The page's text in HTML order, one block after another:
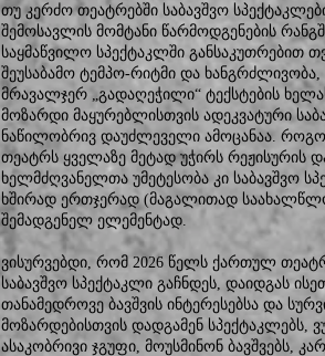
თუ კერძო თეატრებში საბავშვო
შემოსავლის მომტანი წარმოდგენების
საყმაწვილო სპექტაკლში განსაკუთრებით
შეუსაბამო ტემპო-რიტმი და
მრავალჯერ „გადაღეჭილი“ ტექსტების
მოზარდი მაყურებლისთვის ადეკვატური
ნაწილობრივ დაუძლეველი ამოცანაა.
თეატრს ყველაზე მეტად უჭირს რეჟისურის
ხელმძღვანელთა უმეტესობა კი საბავშვო
ხშირად ერთჯერად (მაგალითად
შემადგენელ ელემენტად.
ვისურვებდი, რომ 2026 წელს ქართულ
საბავშვო სპექტაკლი გაჩნდეს, დაიდგას
თანამედროვე ბავშვის ინტერესებსა და
მოზარდებისთვის დადგამენ სპექტაკლებს,
ასაკობრივი ჯგუფი, მოუსმინონ ბავშვებს,